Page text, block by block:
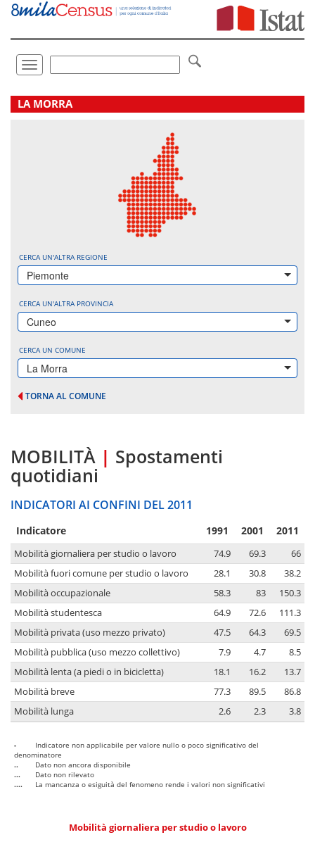
Vai
direttamente
Toggle
navigation
LA MORRA
CERCA UN'ALTRA REGIONE
Piemonte
CERCA UN'ALTRA PROVINCIA
Cuneo
CERCA UN COMUNE
La Morra
TORNA AL COMUNE
MOBILITÀ | Spostamenti
quotidiani
INDICATORI AI CONFINI DEL 2011
Indicatore 1991 2001 2011
Mobilità giornaliera per studio o lavoro 74.9 69.3
66
Mobilità fuori comune per studio o lavoro
28.1 30.8
38.2
Mobilità occupazionale
58.3 83
150.3
Mobilità studentesca
64.9 72.6
111.3
Mobilità privata (uso mezzo privato)
47.5 64.3
69.5
Mobilità pubblica (uso mezzo collettivo)
7.9 4.7
8.5
Mobilità lenta (a piedi o in bicicletta)
18.1 16.2
13.7
Mobilità breve
77.3 89.5
86.8
Mobilità lunga
2.6 2.3 3.8
-
Indicatore non applicabile per valore nullo o poco significativo del
denominatore
..
Dato non ancora disponibile
...
Dato non rilevato
....
La mancanza o esiguità del fenomeno rende i valori non significativi
Mobilità giornaliera per studio o lavoro